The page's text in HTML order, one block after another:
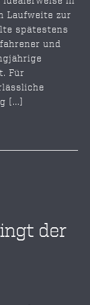
Laufweite zur
spätestens
und
Für
[...]
der